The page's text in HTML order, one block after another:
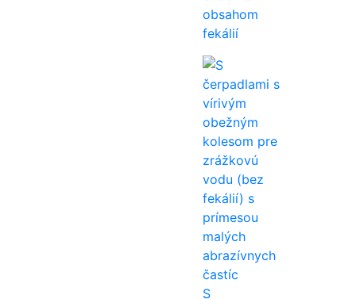
obsahom
fekálií
S